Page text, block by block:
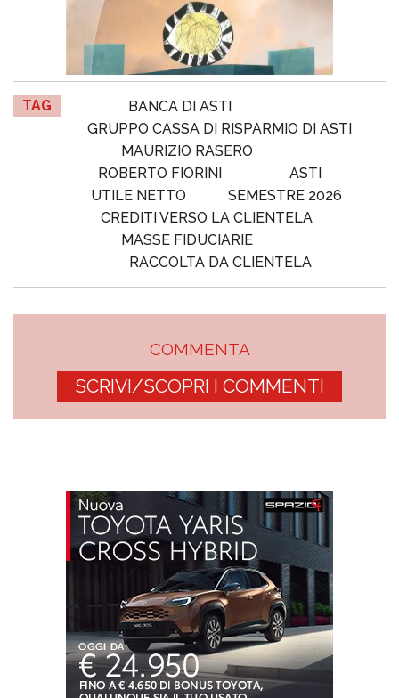
TAG
BANCA DI ASTI
GRUPPO CASSA DI RISPARMIO DI ASTI
MAURIZIO RASERO
ROBERTO FIORINI
ASTI
UTILE NETTO
SEMESTRE 2026
CREDITI VERSO LA CLIENTELA
MASSE FIDUCIARIE
RACCOLTA DA CLIENTELA
COMMENTA
SCRIVI/SCOPRI I COMMENTI